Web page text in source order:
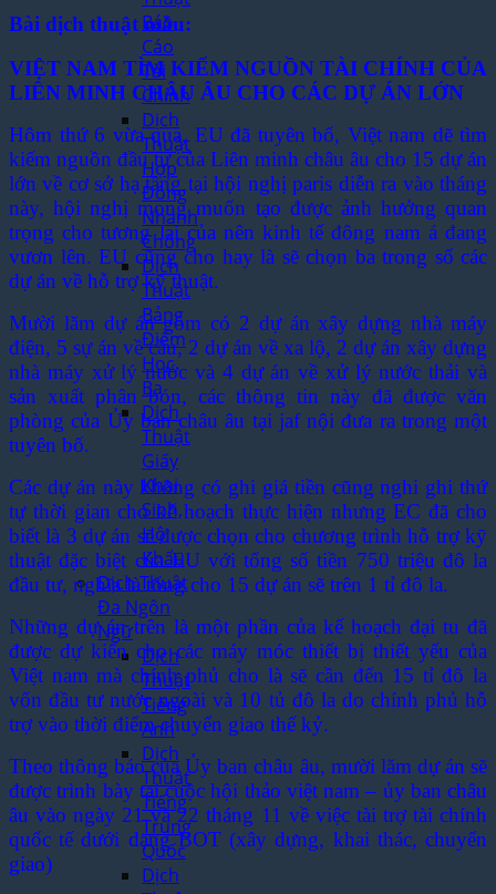
Báo
Cáo
Tài
Chính
Dịch
Thuật
Hợp
Đồng
Nhanh
Chóng
Dịch
Thuật
Bảng
Điểm
Học
Bạ
Dịch
Thuật
Giấy
Khai
Sinh,
Hộ
Khẩu
Dịch Thuật
Đa Ngôn
Ngữ
Dịch
Thuật
Tiếng
Anh
Dịch
Thuật
Tiếng
Trung
Quốc
Dịch
Bài dịch thuật mẫu:
VIỆT NAM TÌM KIẾM NGUỒN TÀI CHÍNH CỦA
LIÊN MINH CHÂU ÂU CHO CÁC DỰ ÁN LỚN
Hôm thứ 6 vừa qua, EU đã tuyên bố, Việt nam dẽ tìm
kiếm nguồn đầu tư của Liên minh châu âu cho 15 dự án
lớn về cơ sở hạ tầng tại hội nghị paris diễn ra vào tháng
này, hội nghị mong muốn tạo được ảnh hưởng quan
trọng cho tương lai của nên kinh tế đông nam á đang
vươn lên. EU cũng cho hay là sẽ chọn ba trong số các
dự án về hỗ trợ kỹ thuật.
Mười lăm dự án gồm có 2 dự án xây dựng nhà máy
điện, 5 sự án về cầu, 2 dự án về xa lộ, 2 dự án xây dựng
nhà máy xử lý nước và 4 dự án về xử lý nước thải và
sản xuất phân bón, các thông tin này đã được văn
phòng của Ủy ban châu âu tại jaf nội đưa ra trong một
tuyên bố.
Các dự án này không có ghi giá tiền cũng nghi ghi thứ
tự thời gian cho kế hoạch thực hiện nhưng EC đã cho
biết là 3 dự án sẽ được chọn cho chương trình hỗ trợ kỹ
thuật đặc biệt của EU với tổng số tiền 750 triệu đô la
đầu tư, nghĩa là tổng cho 15 dự án sẽ trên 1 tỉ đô la.
Những dự án trên là một phần của kế hoạch đại tu đã
được dự kiến cho các máy móc thiết bị thiết yếu của
Việt nam mà chính phủ cho là sẽ cần đến 15 tỉ đô la
vốn đầu tư nước ngoài và 10 tủ đô la do chính phủ hỗ
trợ vào thời điểm chuyển giao thế kỷ.
Theo thông báo của Ủy ban châu âu, mười lăm dự án sẽ
được trình bày tại cuộc hội thảo việt nam – ủy ban châu
âu vào ngày 21 và 22 tháng 11 về việc tài trợ tài chính
quốc tế dưới dạng BOT (xây dựng, khai thác, chuyển
giao)